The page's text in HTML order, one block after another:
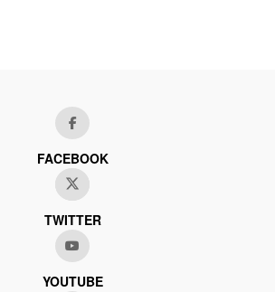
FACEBOOK
TWITTER
YOUTUBE